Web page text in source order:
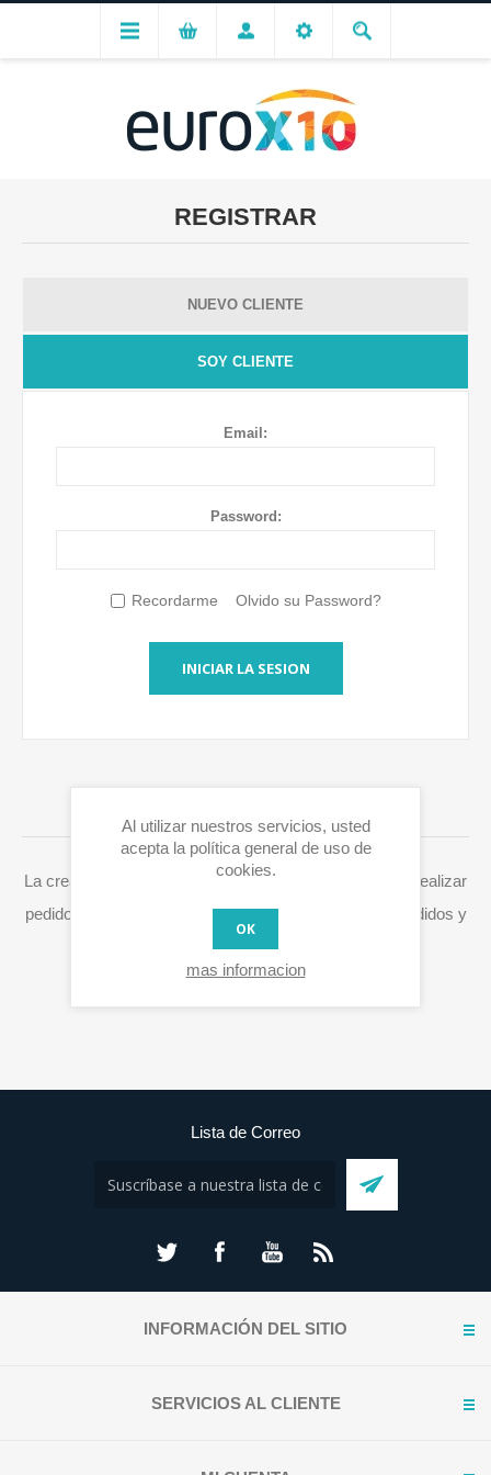
REGISTRAR
NUEVO CLIENTE
SOY CLIENTE
Email:
Password:
Recordarme Olvido su Password?
INICIAR LA SESION
La creación de una cuenta en Eurox10.com le permite realizar
pedidos más rápidamente, acceder a su historial de pedidos y
procesar fácilmente RMAs y otras acciones.
Lista de Correo
INFORMACIÓN DEL SITIO
SERVICIOS AL CLIENTE
Al utilizar nuestros servicios, usted
acepta la política general de uso de
cookies.
OK
mas informacion